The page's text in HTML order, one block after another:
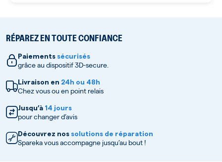
RÉPAREZ EN TOUTE CONFIANCE
Paiements sécurisés
grâce au dispositif 3D-secure.
Livraison en 24h ou 48h
Chez vous ou en point relais
Jusqu’à 14 jours
pour changer d’avis
Découvrez nos solutions de réparation
Spareka vous accompagne jusqu’au bout !